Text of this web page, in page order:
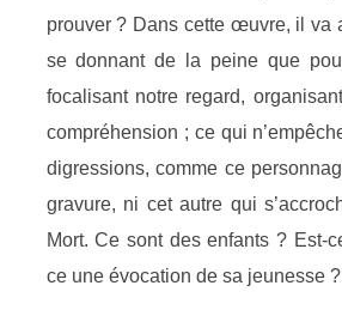
prouver ? Dans cette œuvre, il va
se donnant de la peine que
focalisant notre regard,
compréhension ; ce qui
digressions, comme ce
gravure, ni cet autre qui
Mort. Ce sont des enfants ? Est-
ce une évocation de sa jeunesse